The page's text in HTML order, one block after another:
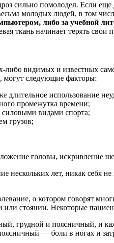
сильно помолодел. Если
молодых людей, в том
либо за учебной
ткань начинает терять свои
либо видимых и известных
могут следующие факторы:
длительное использование
промежутка времени;
силовыми видами спорта;
грузов;
головы, искривление
нескольких лет, никак
о котором говорят
стоянии. Некоторые
грудной и поясничный, и
— боли в ногах и